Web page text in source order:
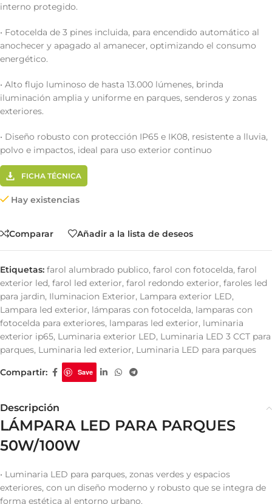
interno protegido.
• Fotocelda de 3 pines incluida, para encendido automático al
anochecer y apagado al amanecer, optimizando el consumo
energético.
• Alto flujo luminoso de hasta 13.000 lúmenes, brinda
iluminación amplia y uniforme en parques, senderos y zonas
exteriores.
• Diseño robusto con protección IP65 e IK08, resistente a lluvia,
polvo e impactos, ideal para uso exterior continuo
FICHA TÉCNICA
Hay existencias
Comparar Añadir a la lista de deseos
Etiquetas: farol alumbrado publico, farol con fotocelda, farol
exterior led, farol led exterior, farol redondo exterior, faroles led
para jardin, Iluminacion Exterior, Lampara exterior LED,
Lampara led exterior, lámparas con fotocelda, lamparas con
fotocelda para exteriores, lamparas led exterior, luminaria
exterior ip65, Luminaria exterior LED, Luminaria LED 3 CCT para
parques, Luminaria led exterior, Luminaria LED para parques
Compartir: Save
Descripción
LÁMPARA LED PARA PARQUES
50W/100W
• Luminaria LED para parques, zonas verdes y espacios
exteriores, con un diseño moderno y robusto que se integra de
forma estética al entorno urbano.